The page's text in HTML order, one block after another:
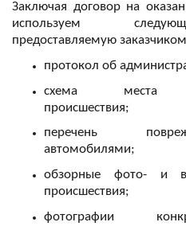
Заключая договор на
используем
протокол об
схема места
происшествия;
перечень
автомобилями;
обзорные фото- и
происшествия;
фотографии